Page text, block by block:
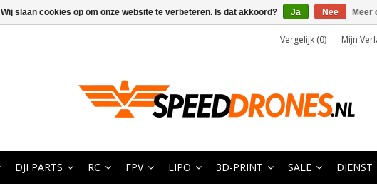
Vergelijk (0) Mijn
DJI PARTS RC FPV LIPO 3D-PRINT SALE DIENST
Wij slaan cookies op om onze website te verbeteren. Is dat akkoord? Ja Nee Meer